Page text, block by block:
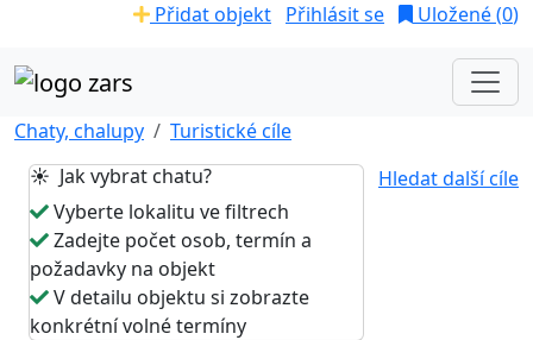
Přidat objekt Přihlásit se Uložené (0)
Chaty, chalupy
Turistické cíle
Hledat další cíle
☀️ Jak vybrat chatu?
Vyberte lokalitu ve filtrech
Zadejte počet osob, termín a
požadavky na objekt
V detailu objektu si zobrazte
konkrétní volné termíny